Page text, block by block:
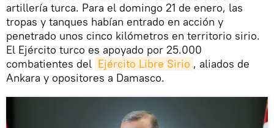
artillería turca. Para el domingo 21 de enero, las
tropas y tanques habían entrado en acción y
penetrado unos cinco kilómetros en territorio sirio.
El Ejército turco es apoyado por 25.000
combatientes del Ejército Libre Sirio , aliados de
Ankara y opositores a Damasco.